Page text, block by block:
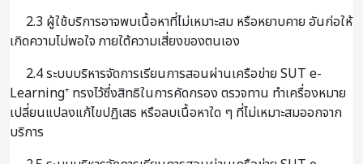
2.3 ผู้ใช้บริการอาจพบเนื้อหาที่ไม่เหมาะสม หรือหยาบคาย อันก่อให้
เกิดความไม่พอใจ ภายใต้ความเสี่ยงของตนเอง
2.4 ระบบบริหารจัดการเรียนการสอนผ่านเครือข่าย SUT e-
Learning⁺ ทรงไว้ซึ่งสิทธิในการคัดกรอง ตรวจทาน ทำเครื่องหมาย
เปลี่ยนแปลงแก้ไขปฏิเสธ หรือลบเนื้อหาใด ๆ ที่ไม่เหมาะสมออกจาก
บริการ